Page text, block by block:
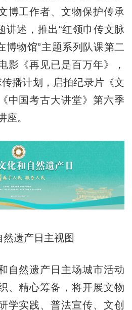
博工作者、文物保护传承
讲述，推出“红领巾传文脉
物馆”主题系列队课第二
影《再见已是百万年》，
传播计划，启拍纪录片《文
中国考古大讲堂》第六季
座。
然遗产日主视图
然遗产日主场城市活动
、精心筹备，将开展文物
学实践、普法宣传、文创